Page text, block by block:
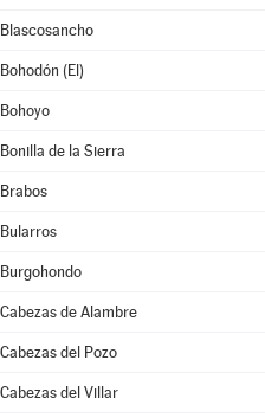
Blascosancho
Bohodón (El)
Bohoyo
Bonilla de la Sierra
Brabos
Bularros
Burgohondo
Cabezas de Alambre
Cabezas del Pozo
Cabezas del Villar